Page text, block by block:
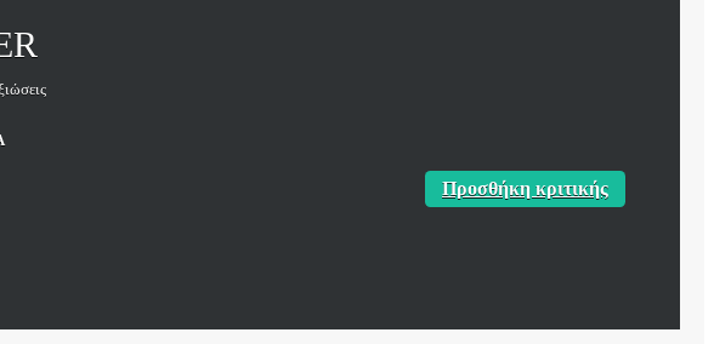
Προσθήκη κριτικής